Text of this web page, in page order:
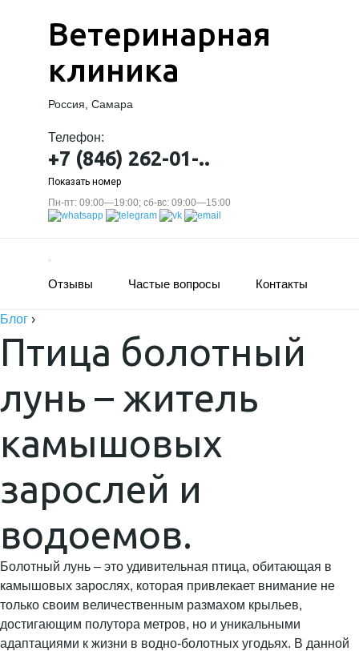
Ветеринарная
клиника
Россия, Самара
Телефон:
+7 (846) 262-01-..
Показать номер
Пн-пт: 09:00—19:00; сб-вс: 09:00—15:00
Отзывы Частые вопросы Контакты
Блог ›
Птица болотный
лунь – житель
камышовых
зарослей и
водоемов.
Болотный лунь – это удивительная птица, обитающая в
камышовых зарослях, которая привлекает внимание не
только своим величественным размахом крыльев,
достигающим полутора метров, но и уникальными
адаптациями к жизни в водно-болотных угодьях. В данной